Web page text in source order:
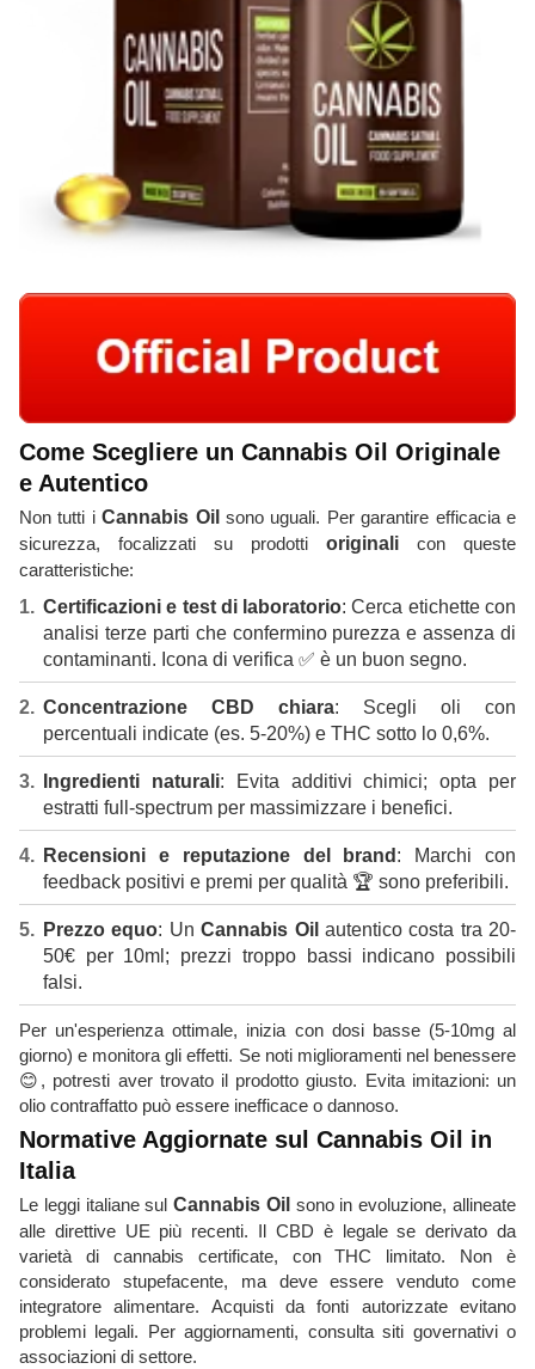
Come Scegliere un Cannabis Oil Originale
e Autentico
Non tutti iCannabis Oil sono uguali. Per garantire efficacia e
sicurezza, focalizzati su prodotti originali con queste
caratteristiche:
Certificazioni e test di laboratorio: Cerca etichette con
analisi terze parti che confermino purezza e assenza di
contaminanti. Icona di verifica ✅ è un buon segno.
Concentrazione CBD chiara: Scegli oli con
percentuali indicate (es. 5-20%) e THC sotto lo 0,6%.
Ingredienti naturali: Evita additivi chimici; opta per
estratti full-spectrum per massimizzare i benefici.
Recensioni e reputazione del brand : Marchi con
feedback positivi e premi per qualità 🏆 sono preferibili.
Prezzo equo: UnCannabis Oil autentico costa tra 20-
50€ per 10ml; prezzi troppo bassi indicano possibili
falsi.
Per un'esperienza ottimale, inizia con dosi basse (5-10mg al
giorno) e monitora gli effetti. Se noti miglioramenti nel benessere
😊, potresti aver trovato il prodotto giusto. Evita imitazioni: un
olio contraffatto può essere inefficace o dannoso.
Normative Aggiornate sul Cannabis Oil in
Italia
Le leggi italiane sulCannabis Oil sono in evoluzione, allineate
alle direttive UE più recenti. Il CBD è legale se derivato da
varietà di cannabis certificate, con THC limitato. Non è
considerato stupefacente, ma deve essere venduto come
integratore alimentare. Acquisti da fonti autorizzate evitano
problemi legali. Per aggiornamenti, consulta siti governativi o
associazioni di settore.